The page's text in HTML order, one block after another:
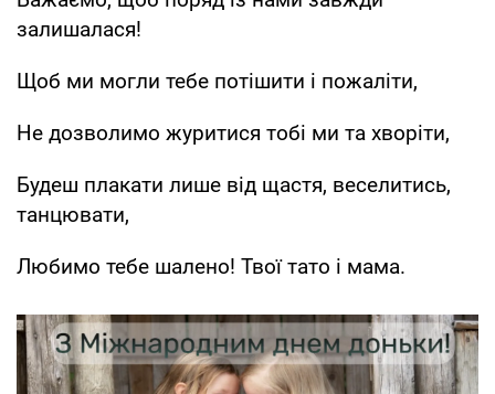
залишалася!
Щоб ми могли тебе потішити і пожаліти,
Не дозволимо журитися тобі ми та хворіти,
Будеш плакати лише від щастя, веселитись,
танцювати,
Любимо тебе шалено! Твої тато і мама.